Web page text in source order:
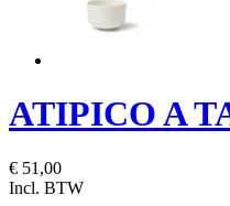
ATIPICO A
€ 51,00
Incl. BTW